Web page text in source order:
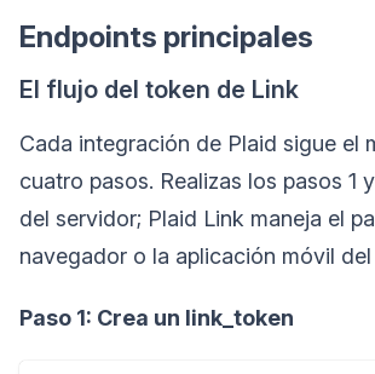
Endpoints principales
El flujo del token de Link
Cada integración de Plaid sigue el
cuatro pasos. Realizas los pasos 1
del servidor; Plaid Link maneja el
navegador o la aplicación móvil del
Paso 1: Crea un link_token